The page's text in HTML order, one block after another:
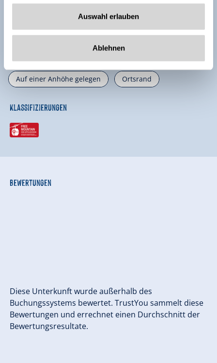
Auswahl erlauben
Ablehnen
weitere Ausstattungsmerkmale
Lage
Auf einer Anhöhe gelegen Ortsrand
Klassifizierungen
Bewertungen
Diese Unterkunft wurde außerhalb des
Buchungssystems bewertet. TrustYou sammelt diese
Bewertungen und errechnet einen Durchschnitt der
Bewertungsresultate.